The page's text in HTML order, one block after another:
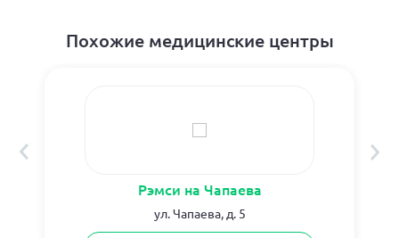
Похожие медицинские центры
Рэмси на Чапаева
ул. Чапаева, д. 5